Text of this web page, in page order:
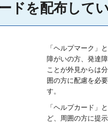
ドを配布してい
「ヘルプマーク」
障がいの方、発達
ことが外見からは
囲の方に配慮を必
す。
「ヘルプカード」
ど、周囲の方に提